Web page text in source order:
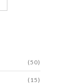
(50)
(15)